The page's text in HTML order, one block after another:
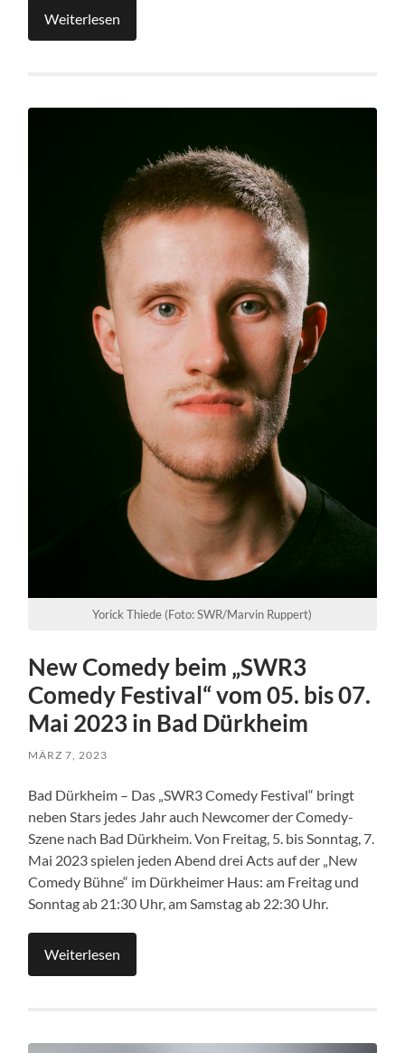
Weiterlesen
Yorick Thiede (Foto: SWR/Marvin Ruppert)
New Comedy beim „SWR3
Comedy Festival“ vom 05. bis 07.
Mai 2023 in Bad Dürkheim
MÄRZ 7, 2023
Bad Dürkheim – Das „SWR3 Comedy Festival“ bringt
neben Stars jedes Jahr auch Newcomer der Comedy-
Szene nach Bad Dürkheim. Von Freitag, 5. bis Sonntag, 7.
Mai 2023 spielen jeden Abend drei Acts auf der „New
Comedy Bühne“ im Dürkheimer Haus: am Freitag und
Sonntag ab 21:30 Uhr, am Samstag ab 22:30 Uhr.
Weiterlesen